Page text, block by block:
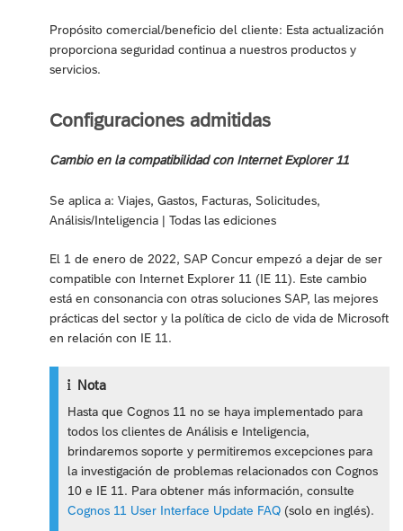
Propósito comercial/beneficio del cliente: Esta actualización
proporciona seguridad continua a nuestros productos y
servicios.
Configuraciones admitidas
Cambio en la compatibilidad con Internet Explorer 11
Se aplica a: Viajes, Gastos, Facturas, Solicitudes,
Análisis/Inteligencia | Todas las ediciones
El 1 de enero de 2022, SAP Concur empezó a dejar de ser
compatible con Internet Explorer 11 (IE 11). Este cambio
está en consonancia con otras soluciones SAP, las mejores
prácticas del sector y la política de ciclo de vida de Microsoft
en relación con IE 11.
Nota
Hasta que Cognos 11 no se haya implementado para
todos los clientes de Análisis e Inteligencia,
brindaremos soporte y permitiremos excepciones para
la investigación de problemas relacionados con Cognos
10 e IE 11. Para obtener más información, consulte
Cognos 11 User Interface Update FAQ (solo en inglés).